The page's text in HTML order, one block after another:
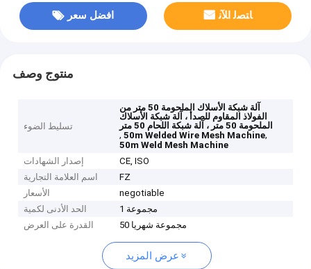
افضل سعر ﺎﺘﺼﻟ ﺍﻶﻧ
منتوج وصف
تسليط الضوء
آلة شبكة الأسلاك الملحومة 50 متر من
الفولاذ المقاوم للصدأ ، آلة شبكة الأسلاك
الملحومة 50 متر ، آلة شبكة اللحام 50 متر
,50m Welded Wire Mesh Machine,
50m Weld Mesh Machine
إصدار الشهادات
CE, ISO
اسم العلامة التجارية
FZ
الأسعار
negotiable
الحد الأدنى لكمية
1 مجموعة
القدرة على العرض
50 مجموعة شهريا
عرض المزيد